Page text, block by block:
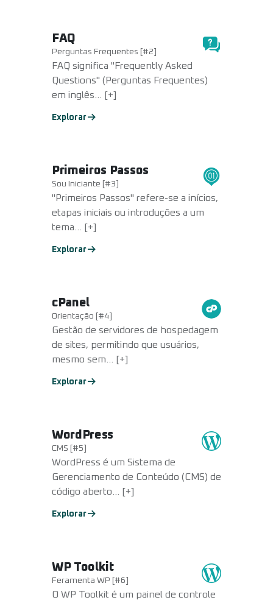
FAQ
Perguntas Frequentes [#2]
FAQ significa "Frequently Asked
Questions" (Perguntas Frequentes)
em inglês... [+]
Explorar
Primeiros Passos
Sou Iniciante [#3]
"Primeiros Passos" refere-se a inícios,
etapas iniciais ou introduções a um
tema... [+]
Explorar
cPanel
Orientação [#4]
Gestão de servidores de hospedagem
de sites, permitindo que usuários,
mesmo sem... [+]
Explorar
WordPress
CMS [#5]
WordPress é um Sistema de
Gerenciamento de Conteúdo (CMS) de
código aberto... [+]
Explorar
WP Toolkit
Feramenta WP [#6]
O WP Toolkit é um painel de controle